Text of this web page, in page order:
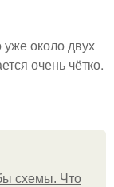
около двух
очень чётко.
схемы. Что